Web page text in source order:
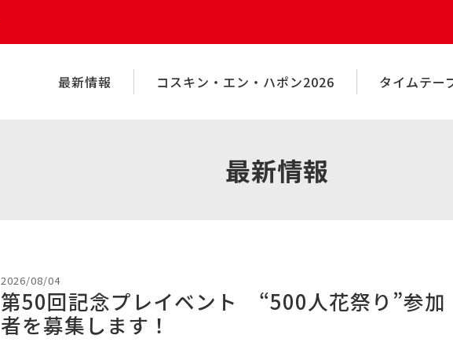
最新情報 コスキン・エン・ハポン2026 タイムテー
最新情報
2026/08/04
第50回記念プレイベント “500人花祭り”参加
者を募集します！